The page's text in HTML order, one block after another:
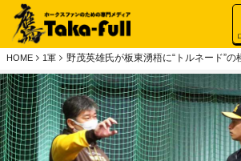
HOME 1軍 野茂英雄氏が板東湧梧に“トルネード”